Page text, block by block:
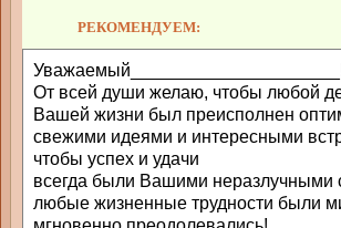
РЕКОМЕНДУЕМ:
От всей души желаю, чтобы любой
Вашей жизни был преисполнен
свежими идеями и интересными
чтобы успех и удачи
всегда были Вашими неразлучными
любые жизненные трудности были